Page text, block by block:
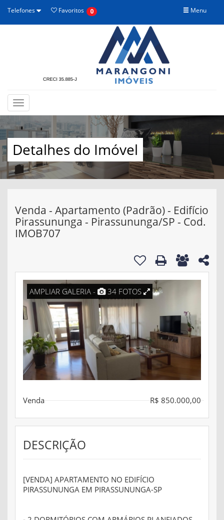
Telefones Favoritos 0 Menu
Toggle
navigation
Detalhes do Imóvel
Venda - Apartamento (Padrão) - Edifício
Pirassununga - Pirassununga/SP - Cod.
IMOB707
AMPLIAR GALERIA - 34 FOTOS
Venda R$ 850.000,00
DESCRIÇÃO
[VENDA] APARTAMENTO NO EDIFÍCIO
PIRASSUNUNGA EM PIRASSUNUNGA-SP